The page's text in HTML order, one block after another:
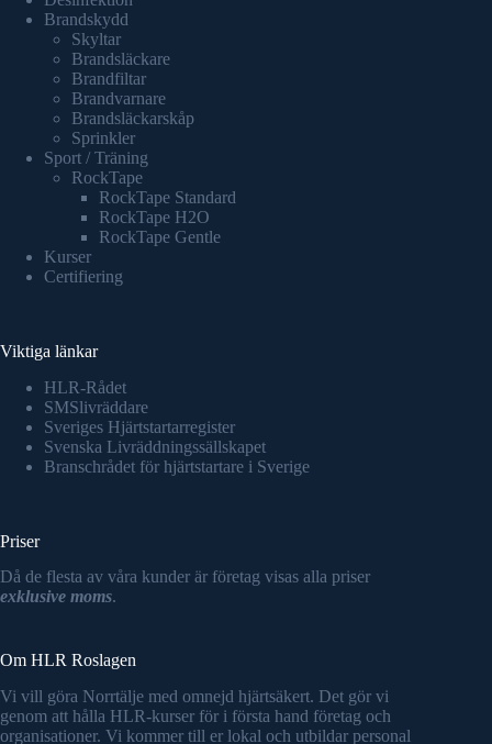
Brandskydd
Skyltar
Brandsläckare
Brandfiltar
Brandvarnare
Brandsläckarskåp
Sprinkler
Sport / Träning
RockTape
RockTape Standard
RockTape H2O
RockTape Gentle
Kurser
Certifiering
Viktiga länkar
HLR-Rådet
SMSlivräddare
Sveriges Hjärtstartarregister
Svenska Livräddningssällskapet
Branschrådet för hjärtstartare i Sverige
Priser
Då de flesta av våra kunder är företag visas alla priser
exklusive moms.
Om HLR Roslagen
Vi vill göra Norrtälje med omnejd hjärtsäkert. Det gör vi
genom att hålla HLR-kurser för i första hand företag och
organisationer. Vi kommer till er lokal och utbildar personal